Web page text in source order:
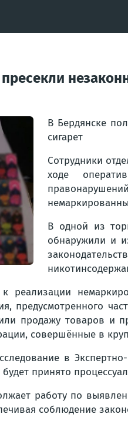
В Бердянске
сигарет
Сотрудники
ходе
В одной из
обнаружили и
реализации
предусмотренного
продажу товаров и
совершённые в
в
принято
работу по
соблюдение